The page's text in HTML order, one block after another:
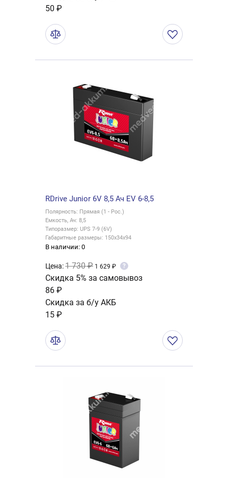
50 ₽
RDrive Junior 6V 8,5 Ач EV 6-8,5
Полярность: Прямая (1 - Рос.)
Емкость, Ач: 8,5
Типоразмер: UPS 7-9 (6V)
Габаритные размеры: 150x34x94
В наличии: 0
Цена:1 730 ₽ 1 629 ₽ ?
Скидка 5% за самовывоз
86 ₽
Скидка за б/у АКБ
15 ₽